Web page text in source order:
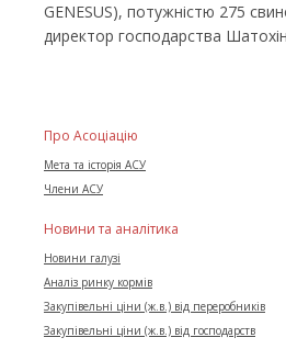
GENESUS), потужністю 275
директор господарства
Про Асоціацію
Мета та історія АСУ
Члени АСУ
Новини та аналітика
Новини галузі
Аналіз ринку кормів
Закупівельні ціни (ж.в.) від переробників
Закупівельні ціни (ж.в.) від господарств